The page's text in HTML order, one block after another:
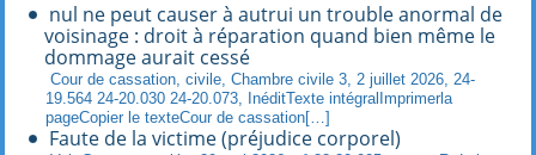
nul ne peut causer à autrui un trouble anormal de
voisinage : droit à réparation quand bien même le
dommage aurait cessé
Cour de cassation, civile, Chambre civile 3, 2 juillet 2026, 24-
19.564 24-20.030 24-20.073, InéditTexte intégralImprimerla
pageCopier le texteCour de cassation[…]
Faute de la victime (préjudice corporel)